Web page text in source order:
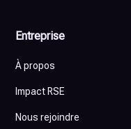
Entreprise
À propos
Impact RSE
Nous rejoindre